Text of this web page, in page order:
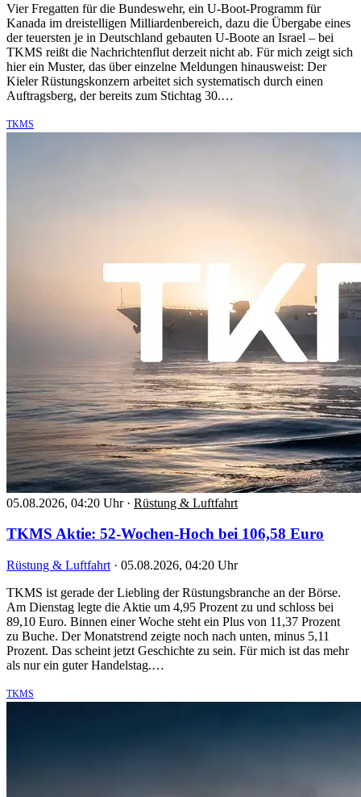
Vier Fregatten für die Bundeswehr, ein U-Boot-Programm für
Kanada im dreistelligen Milliardenbereich, dazu die Übergabe eines
der teuersten je in Deutschland gebauten U-Boote an Israel – bei
TKMS reißt die Nachrichtenflut derzeit nicht ab. Für mich zeigt sich
hier ein Muster, das über einzelne Meldungen hinausweist: Der
Kieler Rüstungskonzern arbeitet sich systematisch durch einen
Auftragsberg, der bereits zum Stichtag 30.…
TKMS
05.08.2026, 04:20 Uhr · Rüstung & Luftfahrt
TKMS Aktie: 52-Wochen-Hoch bei 106,58 Euro
Rüstung & Luftfahrt · 05.08.2026, 04:20 Uhr
TKMS ist gerade der Liebling der Rüstungsbranche an der Börse.
Am Dienstag legte die Aktie um 4,95 Prozent zu und schloss bei
89,10 Euro. Binnen einer Woche steht ein Plus von 11,37 Prozent
zu Buche. Der Monatstrend zeigte noch nach unten, minus 5,11
Prozent. Das scheint jetzt Geschichte zu sein. Für mich ist das mehr
als nur ein guter Handelstag.…
TKMS